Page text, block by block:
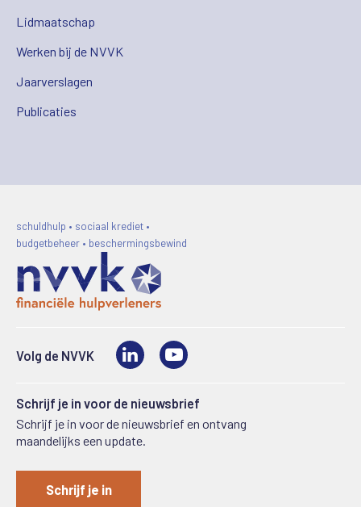
Lidmaatschap
Werken bij de NVVK
Jaarverslagen
Publicaties
schuldhulp • sociaal krediet •
budgetbeheer • beschermingsbewind
Volg de NVVK LinkedIn
Schrijf je in voor de nieuwsbrief
Schrijf je in voor de nieuwsbrief en ontvang
maandelijks een update.
Schrijf je in